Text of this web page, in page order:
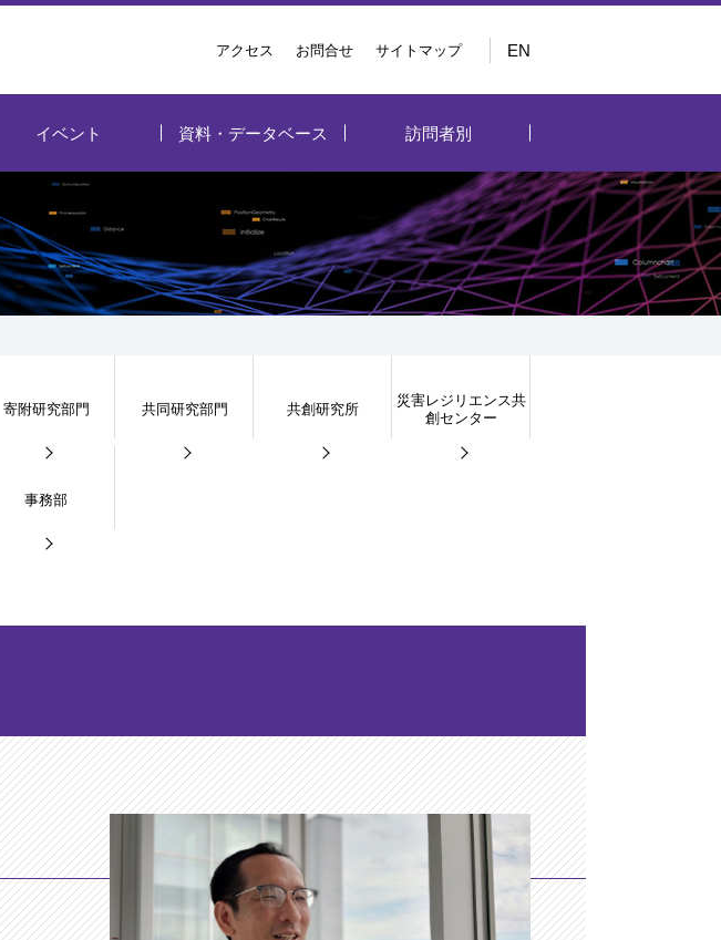
アクセス お問合せ サイトマップ EN
イベント 資料・データベース 訪問者別
寄附研究部門 共同研究部門 共創研究所
災害レジリエンス共
創センター
事務部